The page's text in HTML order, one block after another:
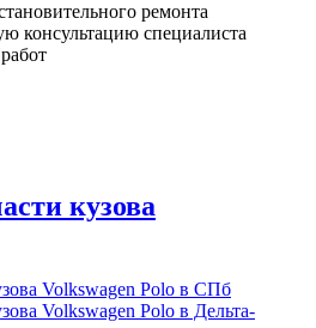
ремонта
консультацию специалиста
кузова